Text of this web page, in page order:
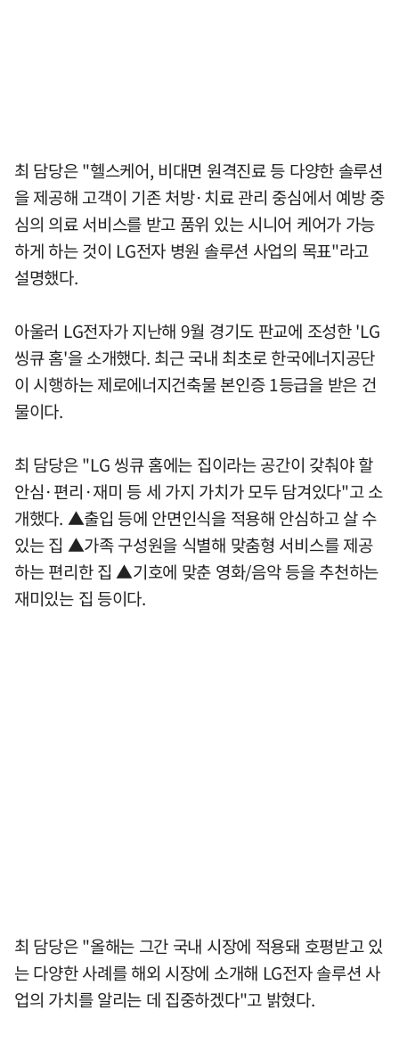
최 담당은 "헬스케어, 비대면 원격진료 등 다양한 솔루션
을 제공해 고객이 기존 처방·치료 관리 중심에서 예방 중
심의 의료 서비스를 받고 품위 있는 시니어 케어가 가능
하게 하는 것이 LG전자 병원 솔루션 사업의 목표"라고
설명했다.
아울러 LG전자가 지난해 9월 경기도 판교에 조성한 'LG
씽큐 홈'을 소개했다. 최근 국내 최초로 한국에너지공단
이 시행하는 제로에너지건축물 본인증 1등급을 받은 건
물이다.
최 담당은 "LG 씽큐 홈에는 집이라는 공간이 갖춰야 할
안심·편리·재미 등 세 가지 가치가 모두 담겨있다"고 소
개했다. ▲출입 등에 안면인식을 적용해 안심하고 살 수
있는 집 ▲가족 구성원을 식별해 맞춤형 서비스를 제공
하는 편리한 집 ▲기호에 맞춘 영화/음악 등을 추천하는
재미있는 집 등이다.
최 담당은 "올해는 그간 국내 시장에 적용돼 호평받고 있
는 다양한 사례를 해외 시장에 소개해 LG전자 솔루션 사
업의 가치를 알리는 데 집중하겠다"고 밝혔다.